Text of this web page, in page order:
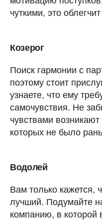
чуткими, это
Козерог
Поиск гармонии с
поэтому стоит
узнаете, что ему
самочувствия. Не
чувствами
которых не было
Водолей
Вам только кажется,
лучший. Подумайте
компанию, в которой